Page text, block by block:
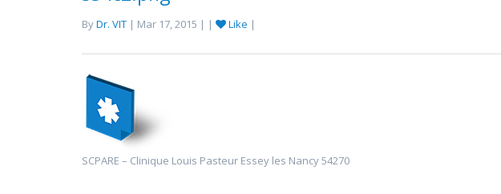
ByDr. VIT | Mar 17, 2015 | | Like |
SCPARE – Clinique Louis Pasteur Essey les Nancy 54270